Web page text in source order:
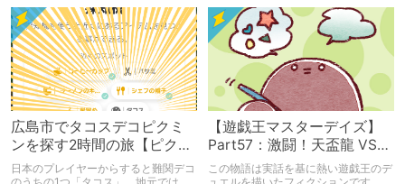
広島市でタコスデコピクミ
ンを探す2時間の旅【ピクミ
ンブルーム / Pikmin
日本のプレイヤーからすると難関デコ
【遊戯王マスターデイズ】
Part57：激闘！天盃龍 VS
千年D【架空デュエル】
この物語は実話を基に熱い遊戯王のデ